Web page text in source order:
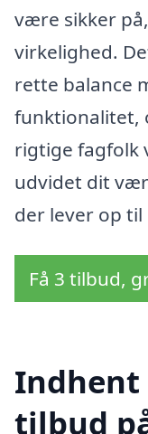
være sikker
virkelighed.
rette balance
funktionalitet,
rigtige fagfolk
udvidet dit
der lever op
Få 3 tilbud,
tilbud